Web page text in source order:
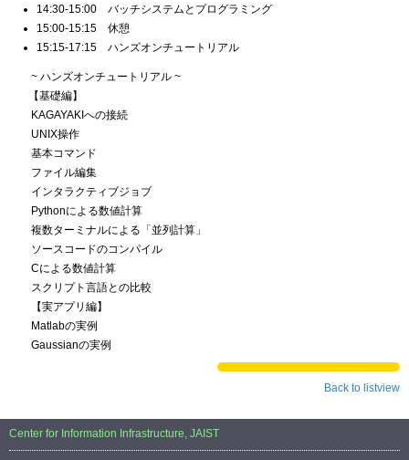
14:30-15:00 バッチシステムとプログラミング
15:00-15:15 休憩
15:15-17:15 ハンズオンチュートリアル
~ ハンズオンチュートリアル ~
【基礎編】
KAGAYAKIへの接続
UNIX操作
基本コマンド
ファイル編集
インタラクティブジョブ
Pythonによる数値計算
複数ターミナルによる「並列計算」
ソースコードのコンパイル
Cによる数値計算
スクリプト言語との比較
【実アプリ編】
Matlabの実例
Gaussianの実例
Back to listview
Center for Information Infrastructure, JAIST